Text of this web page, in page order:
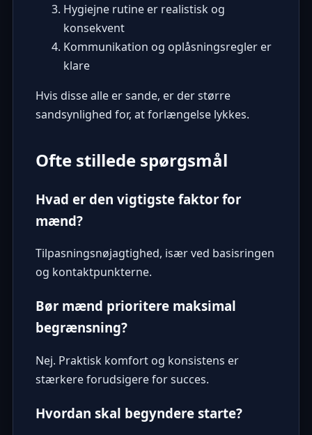
Hygiejne rutine er realistisk og
konsekvent
Kommunikation og oplåsningsregler er
klare
Hvis disse alle er sande, er der større
sandsynlighed for, at forlængelse lykkes.
Ofte stillede spørgsmål
Hvad er den vigtigste faktor for
mænd?
Tilpasningsnøjagtighed, især ved basisringen
og kontaktpunkterne.
Bør mænd prioritere maksimal
begrænsning?
Nej. Praktisk komfort og konsistens er
stærkere forudsigere for succes.
Hvordan skal begyndere starte?